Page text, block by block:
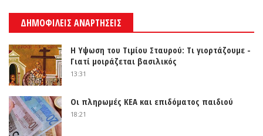
ΔΗΜΟΦΙΛΕΙΣ ΑΝΑΡΤΗΣΕΙΣ
Η Υψωση του Τιμίου Σταυρού: Τι γιορτάζουμε -
Γιατί μοιράζεται βασιλικός
13:31
Οι πληρωμές ΚΕΑ και επιδόματος παιδιού
18:21